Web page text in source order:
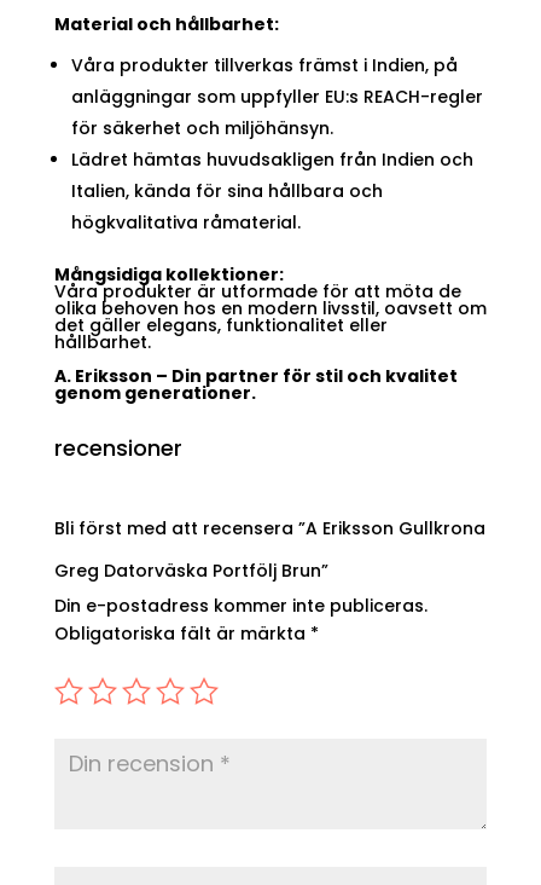
Material och hållbarhet:
Våra produkter tillverkas främst i Indien, på
anläggningar som uppfyller EU:s REACH-regler
för säkerhet och miljöhänsyn.
Lädret hämtas huvudsakligen från Indien och
Italien, kända för sina hållbara och
högkvalitativa råmaterial.
Mångsidiga kollektioner:
Våra produkter är utformade för att möta de
olika behoven hos en modern livsstil, oavsett om
det gäller elegans, funktionalitet eller
hållbarhet.
A. Eriksson – Din partner för stil och kvalitet
genom generationer.
recensioner
Bli först med att recensera ”A Eriksson Gullkrona
Greg Datorväska Portfölj Brun”
Din e-postadress kommer inte publiceras.
Obligatoriska fält är märkta *